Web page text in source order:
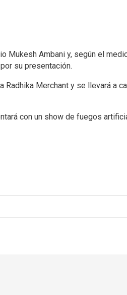
Ambani y, según el
su presentación.
Merchant y se llevará a
con un show de fuegos